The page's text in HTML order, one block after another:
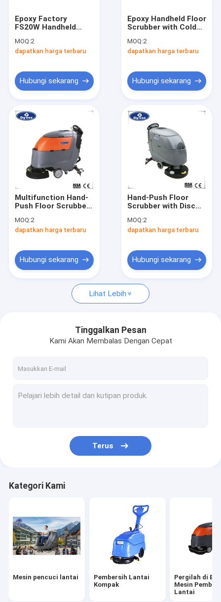
Tentang Kami
Tur Pabrik
Kontrol Kualitas
Mesin pencuci lantai
Pembersih Lantai Kompak
Mengendarai Pembersih Lantai
Aksesoris Pembersih Lantai
Skuter pembersih lantai
Pemacu Udara Portable
Epoxy Factory
FS20W Handheld
24V Battery and
Customized Options
MOQ:2
dapatkan harga terbaru
Hubungi sekarang
Epoxy Handheld Floor
Scrubber with Cold
Efficient Hard Floor
Maintenance
MOQ:2
dapatkan harga terbaru
Hubungi sekarang
Multifunction Hand-
Push Floor Scrubber
and Additional
Pressure System
MOQ:2
dapatkan harga terbaru
Hubungi sekarang
Hand-Push Floor
Scrubber with Disc
Brush and Medium
Hardness for
MOQ:2
dapatkan harga terbaru
Hubungi sekarang
Lihat Lebih
Tinggalkan Pesan
Kami Akan Membalas Dengan Cepat
Terus
Kategori Kami
Mesin pencuci lantai
Pembersih Lantai
Kompak
Pergilah di
Mesin
Lantai